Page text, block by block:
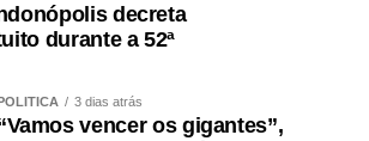
decreta
durante a 52ª
3 dias atrás
vencer os gigantes”,